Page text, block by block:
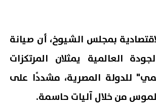
بمجلس الشيوخ، أن صيانة
العالمية يمثلان المرتكزات
للدولة المصرية، مشددًا على
من خلال آليات حاسمة.